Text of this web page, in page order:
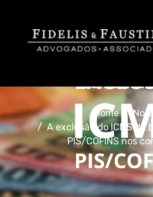
A exclusão do
Home
A exclusão do ICMS da
PIS/COFINS nos